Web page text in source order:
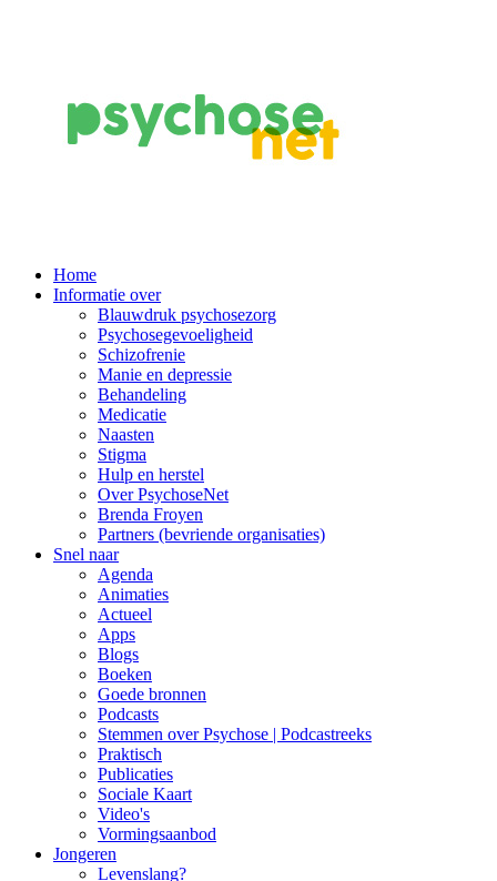
Main
Navigation
Home
Informatie over
Blauwdruk psychosezorg
Psychosegevoeligheid
Schizofrenie
Manie en depressie
Behandeling
Medicatie
Naasten
Stigma
Hulp en herstel
Over PsychoseNet
Brenda Froyen
Partners (bevriende organisaties)
Snel naar
Agenda
Animaties
Actueel
Apps
Blogs
Boeken
Goede bronnen
Podcasts
Stemmen over Psychose | Podcastreeks
Praktisch
Publicaties
Sociale Kaart
Video's
Vormingsaanbod
Jongeren
Levenslang?